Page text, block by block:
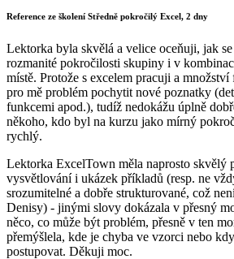
Reference ze školení Středně pokročilý Excel, 2 dny
Lektorka byla skvělá a velice oceňuji, jak
rozmanité pokročilosti skupiny i v
místě. Protože s excelem pracuji a
pro mě problém pochytit nové poznatky
funkcemi apod.), tudíž nedokážu úplně
někoho, kdo byl na kurzu jako mírný
rychlý.
Lektorka ExcelTown měla naprosto skvělý
vysvětlování i ukázek příkladů (resp. ne
srozumitelné a dobře strukturované, což
Denisy) - jinými slovy dokázala v přesný
něco, co může být problém, přesně v ten
přemýšlela, kde je chyba ve vzorci nebo
postupovat. Děkuji moc.